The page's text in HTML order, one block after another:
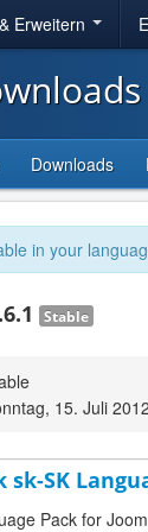
Erweitern
Downloads
in your
Stable
15. Juli
sk-SK
Pack for